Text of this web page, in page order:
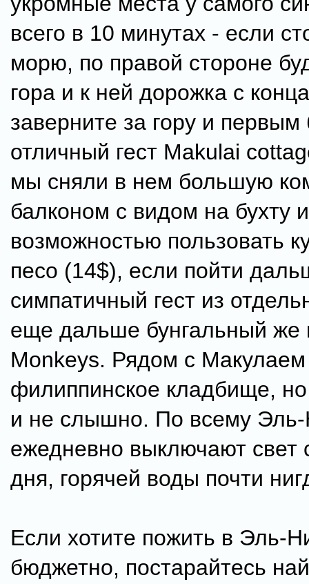
всего в 10 минутах - если
морю, по правой стороне
гора и к ней дорожка с
заверните за гору и первым
отличный гест Makulai
мы сняли в нем большую
балконом с видом на бухту и
возможностью пользовать
песо (14$), если пойти
симпатичный гест из
еще дальше бунгальный же
Monkeys. Рядом с
филиппинское кладбище,
и не слышно. По всему
ежедневно выключают свет
дня, горячей воды почти
Если хотите пожить в Эль-
бюджетно, постарайтесь